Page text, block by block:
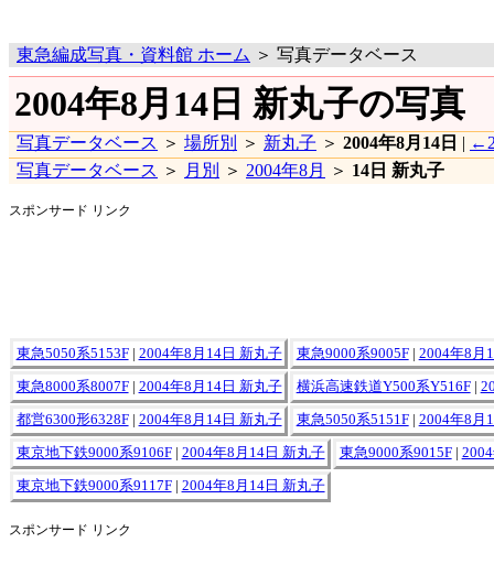
東急編成写真・資料館 ホーム ＞ 写真データベース
2004年8月14日 新丸子の写真
写真データベース ＞ 場所別 ＞ 新丸子 ＞ 2004年8月14日 |
写真データベース ＞ 月別 ＞ 2004年8月 ＞ 14日 新丸子
スポンサード リンク
東急5050系5153F| 2004年8月14日 新丸子 東急9000系9005F| 2004年8月
東急8000系8007F| 2004年8月14日 新丸子 横浜高速鉄道Y500系Y516F|
都営6300形6328F| 2004年8月14日 新丸子 東急5050系5151F| 2004年8月
東京地下鉄9000系9106F| 2004年8月14日 新丸子 東急9000系9015F|
東京地下鉄9000系9117F| 2004年8月14日 新丸子
スポンサード リンク